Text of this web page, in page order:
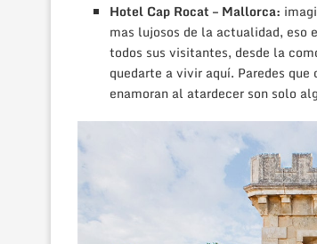
Hotel Cap Rocat – Mallorca:
mas lujosos de la actualidad, eso
todos sus visitantes, desde la
quedarte a vivir aquí. Paredes
enamoran al atardecer son solo